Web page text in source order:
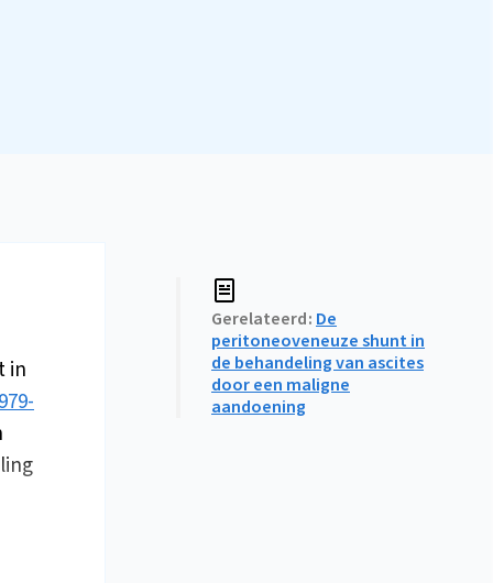
in
Gerelateerd De
peritoneoveneuze shunt in
de behandeling van ascites
door een maligne
aandoening